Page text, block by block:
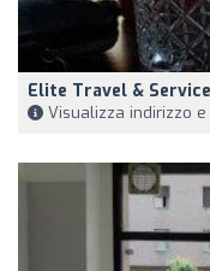
Elite Travel &
Visualizza indirizzo